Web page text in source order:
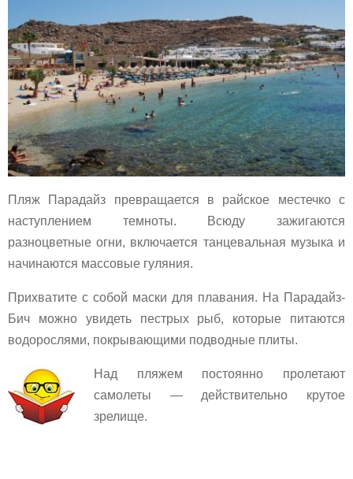
Пляж Парадайз превращается в райское местечко с
наступлением темноты. Всюду зажигаются
разноцветные огни, включается танцевальная музыка и
начинаются массовые гуляния.
Прихватите с собой маски для плавания. На Парадайз-
Бич можно увидеть пестрых рыб, которые питаются
водорослями, покрывающими подводные плиты.
Над пляжем постоянно пролетают
самолеты — действительно крутое
зрелище.